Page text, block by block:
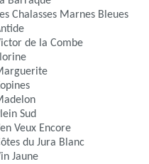
Chalasses Marnes Bleues
de la Combe
Sud
Veux Encore
du Jura Blanc
Jaune